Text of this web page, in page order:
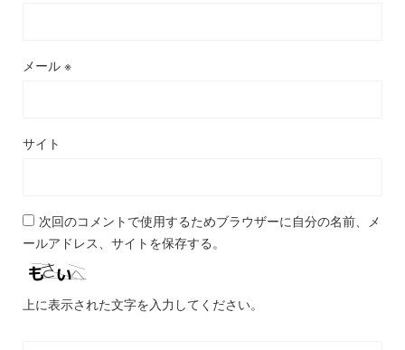
メール ※
サイト
次回のコメントで使用するためブラウザーに自分の名前、メ
ールアドレス、サイトを保存する。
上に表示された文字を入力してください。